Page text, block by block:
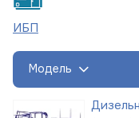
ИБП
Модель